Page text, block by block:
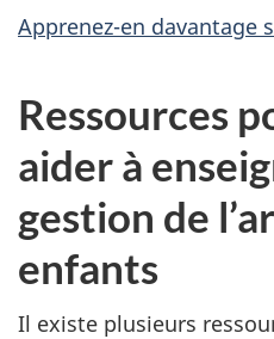
Apprenez-en davantage
Ressources
aider à
gestion de
enfants
Il existe plusieurs